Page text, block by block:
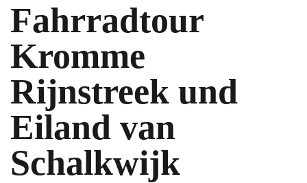
Fahrradtour
Kromme
Rijnstreek und
Eiland van
Schalkwijk